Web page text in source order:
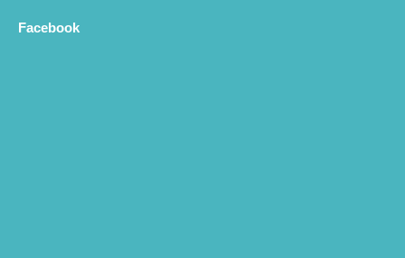
Facebook